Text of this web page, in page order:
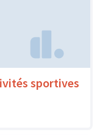
sportives